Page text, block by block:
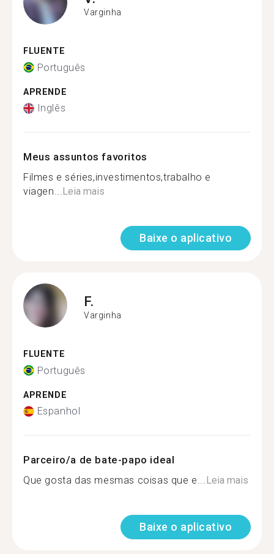
Varginha
FLUENTE
Português
APRENDE
Inglês
Meus assuntos favoritos
Filmes e séries,investimentos,trabalho e
viagen...Leia mais
Baixe o aplicativo
F.
Varginha
FLUENTE
Português
APRENDE
Espanhol
Parceiro/a de bate-papo ideal
Que gosta das mesmas coisas que e...Leia mais
Baixe o aplicativo